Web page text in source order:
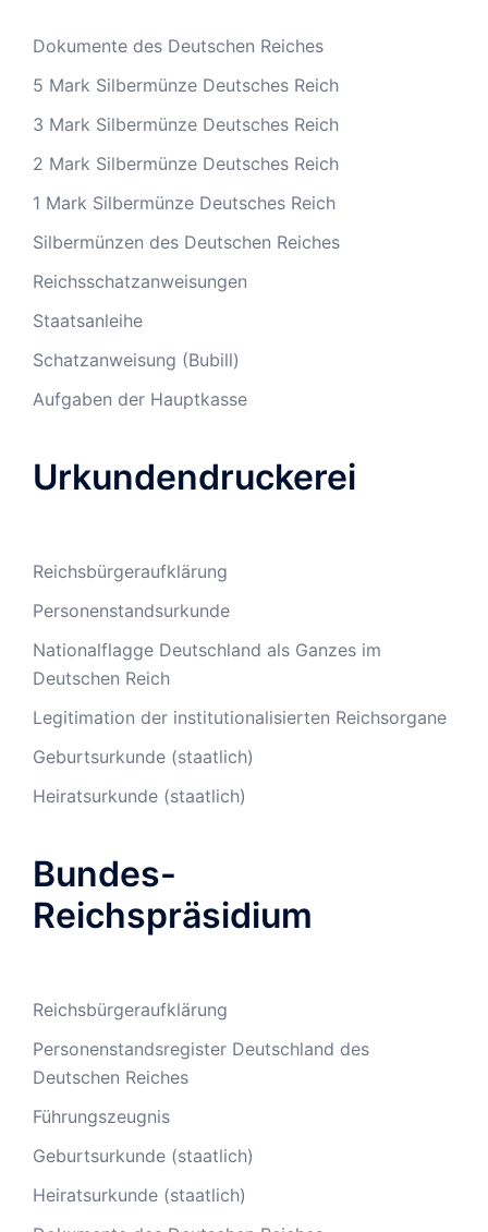
Dokumente des Deutschen Reiches
5 Mark Silbermünze Deutsches Reich
3 Mark Silbermünze Deutsches Reich
2 Mark Silbermünze Deutsches Reich
1 Mark Silbermünze Deutsches Reich
Silbermünzen des Deutschen Reiches
Reichsschatzanweisungen
Staatsanleihe
Schatzanweisung (Bubill)
Aufgaben der Hauptkasse
Urkundendruckerei
Reichsbürgeraufklärung
Personenstandsurkunde
Nationalflagge Deutschland als Ganzes im
Deutschen Reich
Legitimation der institutionalisierten Reichsorgane
Geburtsurkunde (staatlich)
Heiratsurkunde (staatlich)
Bundes-
Reichspräsidium
Reichsbürgeraufklärung
Personenstandsregister Deutschland des
Deutschen Reiches
Führungszeugnis
Geburtsurkunde (staatlich)
Heiratsurkunde (staatlich)